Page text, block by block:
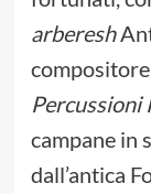
arberesh
Percussioni
campane in
dall’antica